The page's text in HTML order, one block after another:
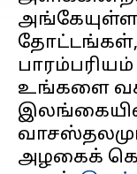
தோட்டங்கள்,
உங்களை
அழகைக்